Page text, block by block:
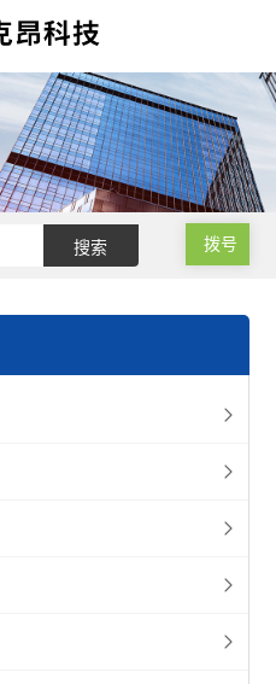
拨号